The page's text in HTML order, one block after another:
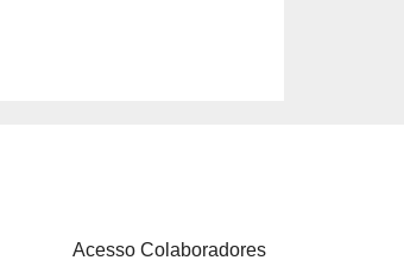
Acesso Colaboradores